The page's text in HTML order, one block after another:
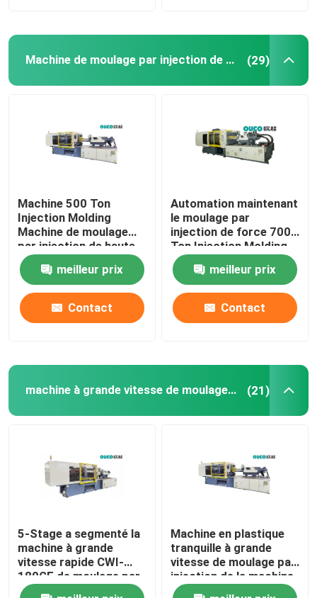
Machine de moulage par injection de haute précision (29)
Machine 500 Ton
Injection Molding
Machine de moulage
par injection de haute
précision de la CE
meilleur prix
Contact
Automation maintenant
le moulage par
injection de force 700
Ton Injection Molding
Machine
meilleur prix
Contact
machine à grande vitesse de moulage par injection (21)
5-Stage a segmenté la
machine à grande
vitesse rapide CWI-
180GF de moulage par
injection de précision
Machine en plastique
tranquille à grande
vitesse de moulage par
injection de la machine
CWI-110GF d'injection